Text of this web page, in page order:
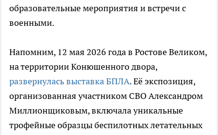
образовательные мероприятия и встречи с
военными.
Напомним, 12 мая 2026 года в Ростове Великом,
на территории Конюшенного двора,
развернулась выставка БПЛА. Её экспозиция,
организованная участником СВО Александром
Миллионщиковым, включала уникальные
трофейные образцы беспилотных летательных